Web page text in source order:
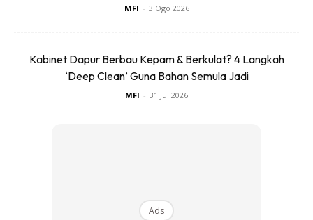
Meninjau ke ruangan komen, rata-rata pengguna TikTok
ganda.
Bil elektrik kami pun melambung. Bulan Februari, dua
MFI - 3 Ogo 2026
Kabinet Dapur Berbau Kepam & Berkulat? 4 Langkah
‘Deep Clean’ Guna Bahan Semula Jadi
MFI - 31 Jul 2026
Ads